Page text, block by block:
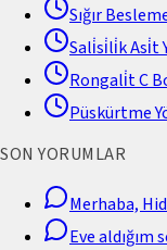
Sığır
Sali̇si̇li̇k Asi̇t
Rongali̇t C
Püskürtme
SON YORUMLAR
Merhaba,
Eve